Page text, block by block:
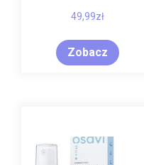
49,99zł
Zobacz